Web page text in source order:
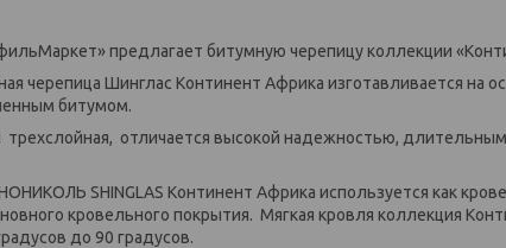
предлагает битумную черепицу коллекции
черепица Шинглас Континент Африка изготавливается на
битумом.
трехслойная, отличается высокой надежностью,
SHINGLAS Континент Африка используется как
кровельного покрытия. Мягкая кровля коллекция
до 90 градусов.